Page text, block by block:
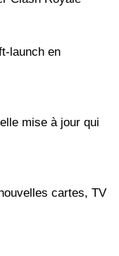
launch en
mise à jour qui
cartes, TV